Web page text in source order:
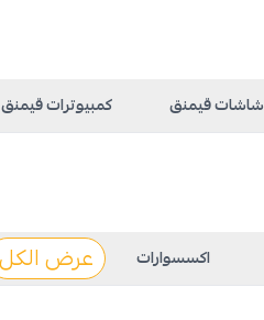
شاشات قيمنق كمبيوترات قيمنق
اكسسوارات عرض الكل